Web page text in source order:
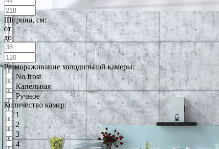
Ширина, см:
от
до
Размораживание холодильной камеры:
No frost
Капельная
Ручное
Количество камер:
1
2
3
4